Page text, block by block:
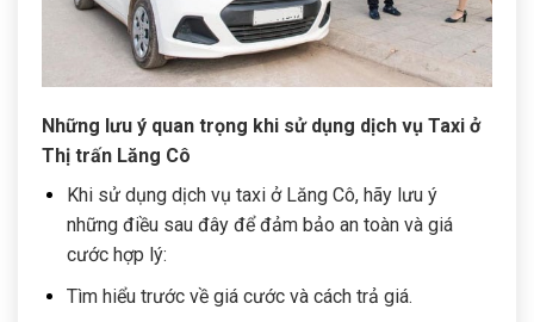
Những lưu ý quan trọng khi sử dụng dịch vụ Taxi ở
Thị trấn Lăng Cô
Khi sử dụng dịch vụ taxi ở Lăng Cô, hãy lưu ý
những điều sau đây để đảm bảo an toàn và giá
cước hợp lý:
Tìm hiểu trước về giá cước và cách trả giá.